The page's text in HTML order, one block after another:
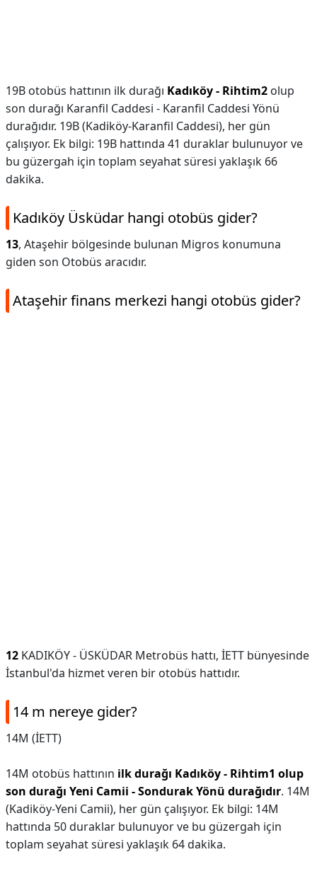
19B otobüs hattının ilk durağı Kadıköy - Rihtim2 olup
son durağı Karanfil Caddesi - Karanfil Caddesi Yönü
durağıdır. 19B (Kadiköy-Karanfil Caddesi), her gün
çalışıyor. Ek bilgi: 19B hattında 41 duraklar bulunuyor ve
bu güzergah için toplam seyahat süresi yaklaşık 66
dakika.
Kadıköy Üsküdar hangi otobüs gider?
13, Ataşehir bölgesinde bulunan Migros konumuna
giden son Otobüs aracıdır.
Ataşehir finans merkezi hangi otobüs gider?
12 KADIKÖY - ÜSKÜDAR Metrobüs hattı, İETT bünyesinde
İstanbul'da hizmet veren bir otobüs hattıdır.
14 m nereye gider?
14M (İETT)
14M otobüs hattının ilk durağı Kadıköy - Rihtim1 olup
son durağı Yeni Camii - Sondurak Yönü durağıdır. 14M
(Kadiköy-Yeni Camii), her gün çalışıyor. Ek bilgi: 14M
hattında 50 duraklar bulunuyor ve bu güzergah için
toplam seyahat süresi yaklaşık 64 dakika.